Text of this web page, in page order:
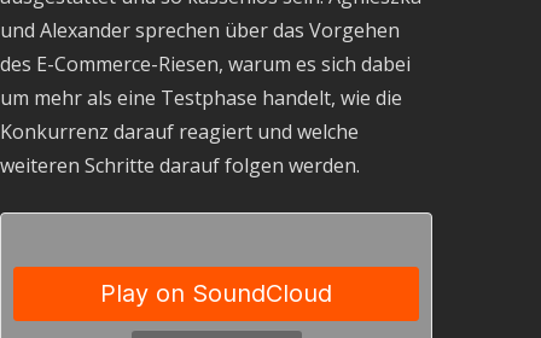
und Alexander sprechen über das Vorgehen
des E-Commerce-Riesen, warum es sich dabei
um mehr als eine Testphase handelt, wie die
Konkurrenz darauf reagiert und welche
weiteren Schritte darauf folgen werden.